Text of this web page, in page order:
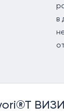
в